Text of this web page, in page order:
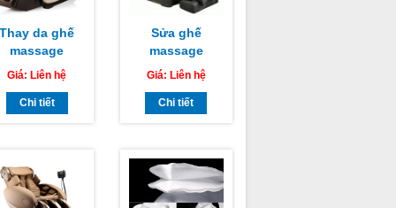
massage
Sài Gòn
phố Hồ
Chí Minh
Giá: Liên hệ
Chi tiết
massage
TAMAKA
CHUYÊN
NGHIỆP TẠI HỒ
CHÍ MINH, HÀ
NỘI
Giá:Liên hệ
Chi tiết